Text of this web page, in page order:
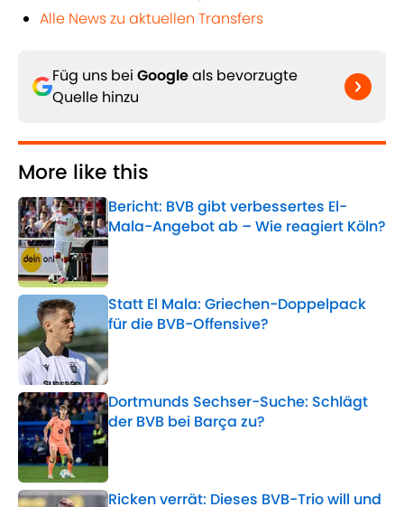
Alle News zu aktuellen Transfers
Füg uns bei Googleals bevorzugte
Quelle hinzu
More like this
Bericht: BVB gibt verbessertes El-
Mala-Angebot ab – Wie reagiert Köln?
Published by on Invalid Date
Statt El Mala: Griechen-Doppelpack
für die BVB-Offensive?
Published by on Invalid Date
Dortmunds Sechser-Suche: Schlägt
der BVB bei Barça zu?
Published by on Invalid Date
Ricken verrät: Dieses BVB-Trio will und